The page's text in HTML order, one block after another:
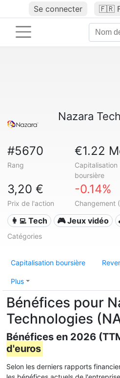
Se connecter 🇫🇷
Nazara
#5670
Rang
€1.22
Capitalisation
boursière
3,20 €
Prix de l'action
-0.14%
Changement
👩‍💻 Tech 🎮 Jeux vidéo
Catégories
Capitalisation boursière
Plus
Bénéfices pour
Technologies
Bénéfices en 2026
d'euros
Selon les derniers rapports